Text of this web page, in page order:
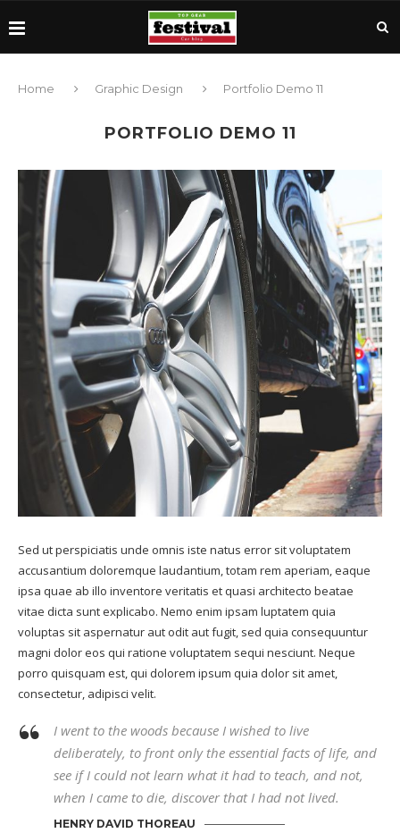
Home Graphic Design Portfolio Demo 11
PORTFOLIO DEMO 11
Sed ut perspiciatis unde omnis iste natus error sit voluptatem
accusantium doloremque laudantium, totam rem aperiam, eaque
ipsa quae ab illo inventore veritatis et quasi architecto beatae
vitae dicta sunt explicabo. Nemo enim ipsam luptatem quia
voluptas sit aspernatur aut odit aut fugit, sed quia consequuntur
magni dolor eos qui ratione voluptatem sequi nesciunt. Neque
porro quisquam est, qui dolorem ipsum quia dolor sit amet,
consectetur, adipisci velit.
I went to the woods because I wished to live
deliberately, to front only the essential facts of life, and
see if I could not learn what it had to teach, and not,
when I came to die, discover that I had not lived.
HENRY DAVID THOREAU